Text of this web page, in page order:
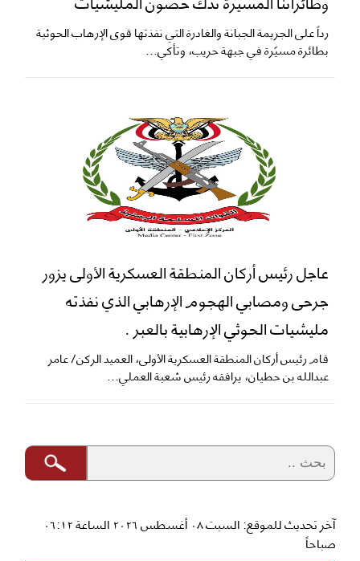
​رداً على الجريمة الجبانة والغادرة التي نفذتها قوى الإرهاب الحوثية
بطائرة مسيّرة في جبهة حريب، وتأكي...
عاجل رئيس أركان المنطقة العسكرية الأولى يزور
جرحى ومصابي الهجوم الإرهابي الذي نفذته
مليشيات الحوثي الإرهابية بالعبر .
قام رئيس أركان المنطقة العسكرية الأولى، العميد الركن/ عامر
عبدالله بن حطيان، يرافقه رئيس شعبة العملي...
آخر تحديث للموقع: السبت ٠٨ أغسطس ٢٠٢٦ الساعة ٠٦:١٢
صباحاً